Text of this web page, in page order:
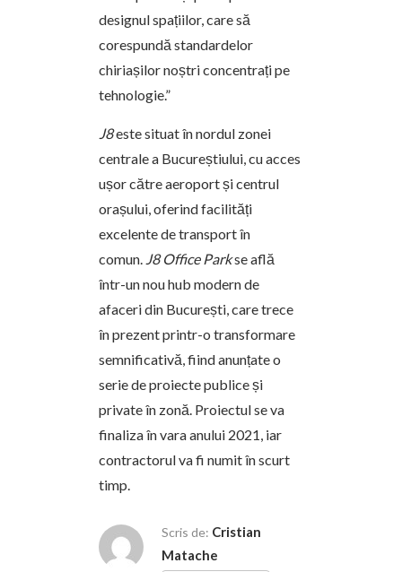
designul spațiilor, care să
corespundă standardelor
chiriașilor noștri concentrați pe
tehnologie.”
J8este situat în nordul zonei
centrale a Bucureștiului, cu acces
ușor către aeroport și centrul
orașului, oferind facilități
excelente de transport în
comun. J8 Office Parkse află
într-un nou hub modern de
afaceri din București, care trece
în prezent printr-o transformare
semnificativă, fiind anunțate o
serie de proiecte publice și
private în zonă. Proiectul se va
finaliza în vara anului 2021, iar
contractorul va fi numit în scurt
timp.
Scris de: Cristian
Matache